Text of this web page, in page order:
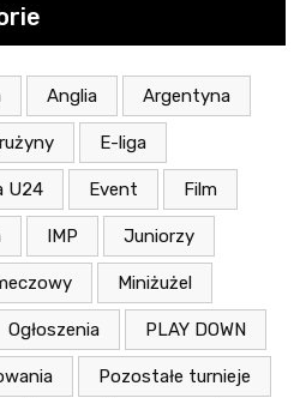
Anglia Argentyna
E-liga
U24 Event Film
IMP Juniorzy
Miniżużel
Ogłoszenia PLAY DOWN
Pozostałe turnieje